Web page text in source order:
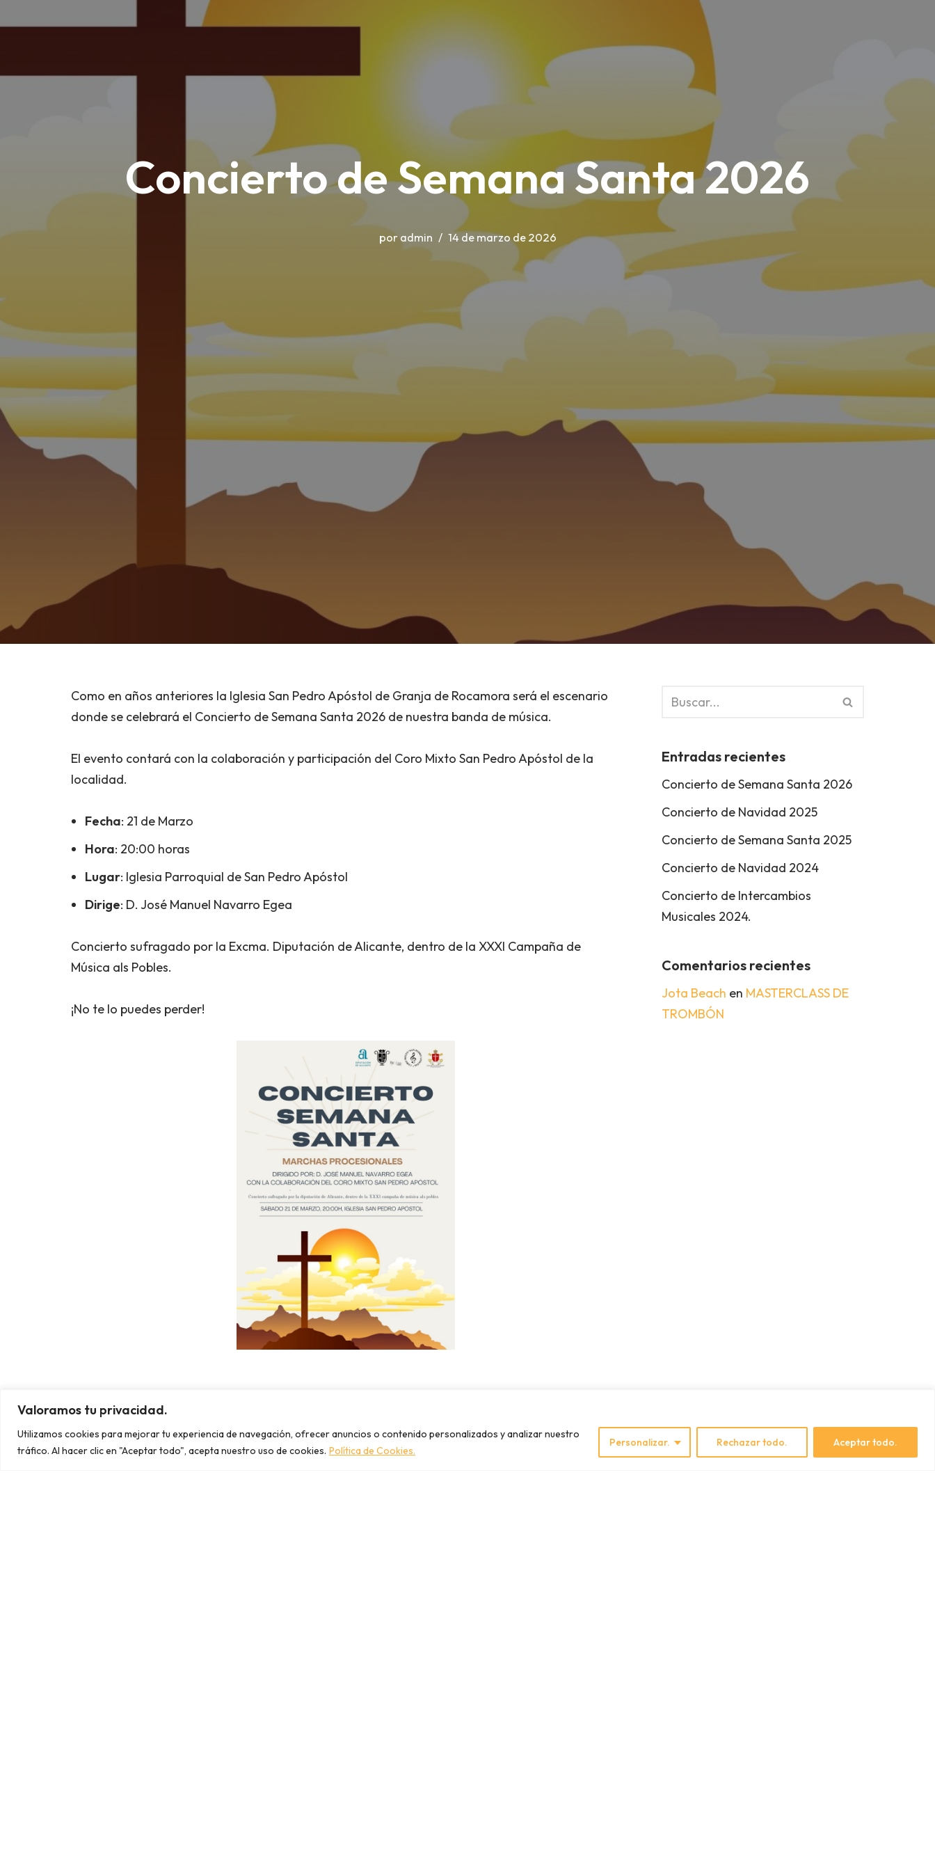
Valoramos tu privacidad.
Utilizamos cookies para mejorar tu experiencia de navegación, ofrecer anuncios o contenido personalizados y analizar nuestro
tráfico. Al hacer clic en "Aceptar todo", acepta nuestro uso de cookies. Política de Cookies.
Personalizar. Rechazar todo. Aceptar todo.
Concierto de Semana Santa 2026
poradmin 14 de marzo de 2026
Como en años anteriores la Iglesia San Pedro Apóstol de Granja de Rocamora será el escenario
donde se celebrará el Concierto de Semana Santa 2026 de nuestra banda de música.
El evento contará con la colaboración y participación del Coro Mixto San Pedro Apóstol de la
localidad.
Fecha: 21 de Marzo
Hora: 20:00 horas
Lugar: Iglesia Parroquial de San Pedro Apóstol
Dirige: D. José Manuel Navarro Egea
Concierto sufragado por la Excma. Diputación de Alicante, dentro de la XXXI Campaña de
Música als Pobles.
¡No te lo puedes perder!
SEMANASANTA VEGABAJA
Entradas recientes
Concierto de Semana Santa 2026
Concierto de Navidad 2025
Concierto de Semana Santa 2025
Concierto de Navidad 2024
Concierto de Intercambios
Musicales 2024.
Comentarios recientes
Jota Beach en MASTERCLASS DE
TROMBÓN